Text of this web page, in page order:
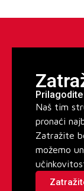
Naš tim
pronaći
Zatražite
možemo